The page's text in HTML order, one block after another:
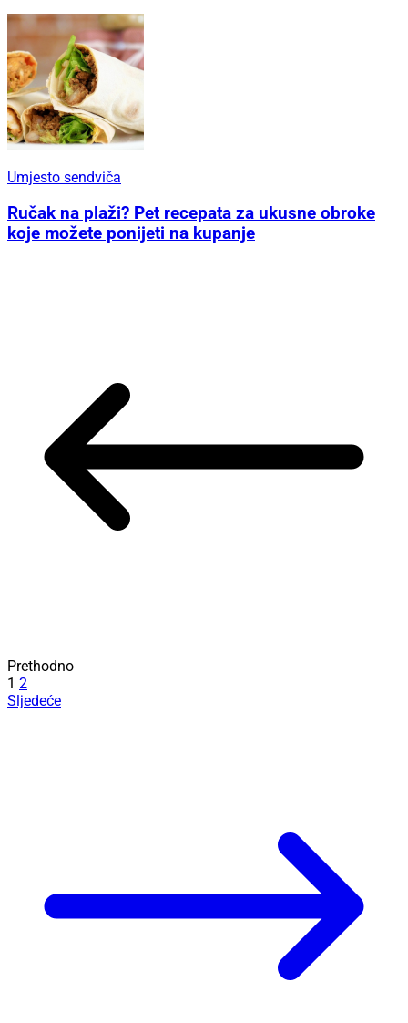
Umjesto sendviča
Ručak na plaži? Pet recepata za ukusne obroke
koje možete ponijeti na kupanje
Prethodno
1 2
Sljedeće